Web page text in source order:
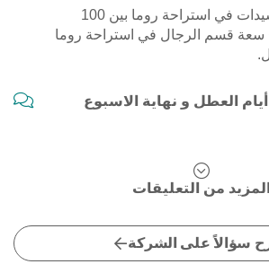
تتراوح سعة قسم السيدات في استراحة روما بين 100
قسم الرجال في استراحة روما
العطل و نهاية الاسبوع
المزيد من التعليقات
سؤالاً على الشركة